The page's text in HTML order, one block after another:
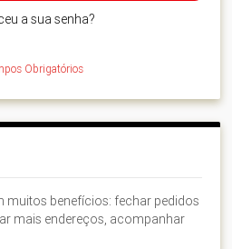
a sua senha?
muitos benefícios: fechar pedidos
mais endereços, acompanhar